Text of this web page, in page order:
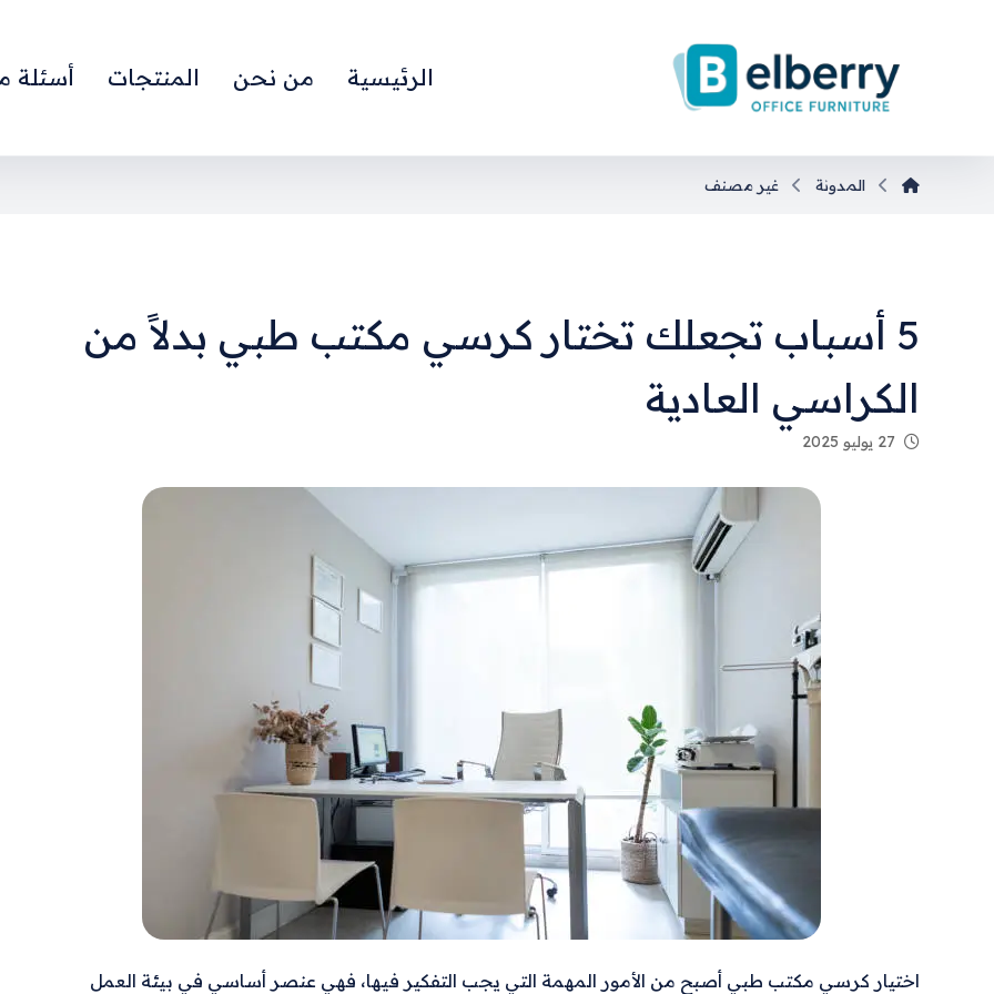
الرئيسية من نحن المنتجات أسئلة
المدونة غير مصنف
5 أسباب تجعلك تختار كرسي مكتب طبي بدلاً من
الكراسي العادية
27 يوليو 2025
اختيار كرسي مكتب طبي أصبح من الأمور المهمة التي يجب التفكير فيها، فهي عنصر أساسي في بيئة العمل